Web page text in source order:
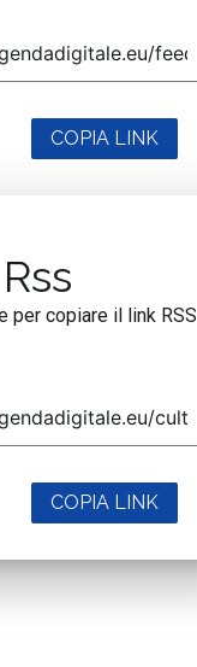
COPIA LINK
per copiare il link RSS
COPIA LINK